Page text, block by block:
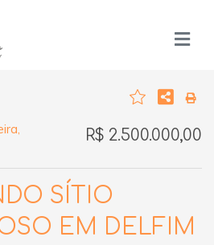
R$ 2.500.000,00
SÍTIO
EM DELFIM